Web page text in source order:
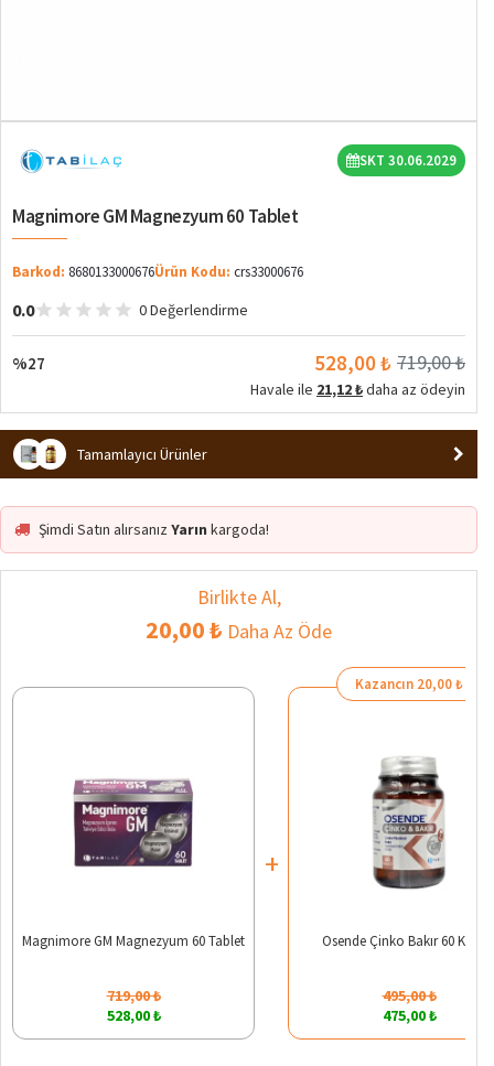
%27
SKT 30.06.2029
Magnimore GM Magnezyum 60 Tablet
Barkod: 8680133000676Ürün Kodu: crs33000676
0.0 0 Değerlendirme
%27 528,00 ₺ 719,00 ₺
Havale ile 21,12 ₺daha az ödeyin
Tamamlayıcı Ürünler
Şimdi Satın alırsanızYarın kargoda!
Birlikte Al,
20,00 ₺ Daha Az Öde
Magnimore GM Magnezyum 60 Tablet
719,00 ₺
528,00 ₺
+
Kazancın 20,00 ₺
Osende Çinko Bakır 60
495,00 ₺
475,00 ₺